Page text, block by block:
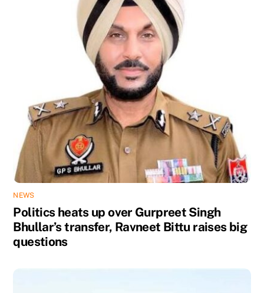
NEWS
Politics heats up over Gurpreet Singh
Bhullar’s transfer, Ravneet Bittu raises big
questions